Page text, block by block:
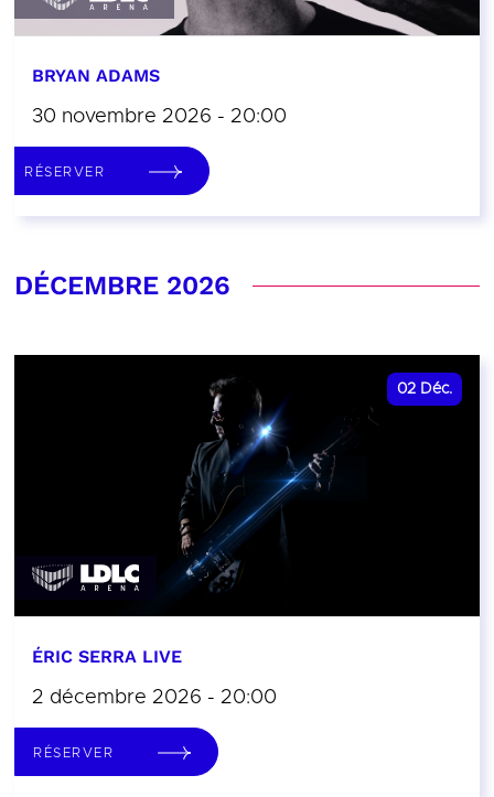
BRYAN ADAMS
30 novembre 2026 - 20:00
RÉSERVER
DÉCEMBRE 2026
02 Déc.
ÉRIC SERRA LIVE
2 décembre 2026 - 20:00
RÉSERVER